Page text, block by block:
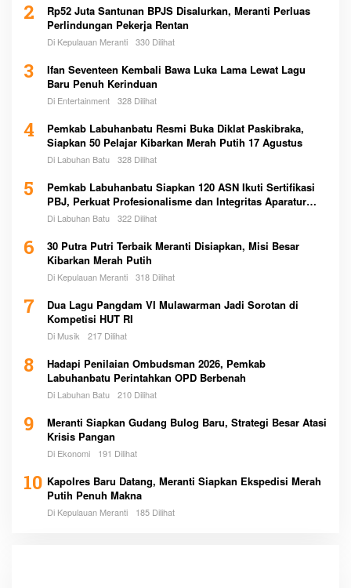
2
Rp52 Juta Santunan BPJS Disalurkan, Meranti Perluas
Perlindungan Pekerja Rentan
Di Kepulauan Meranti 330 Dilihat
3
Ifan Seventeen Kembali Bawa Luka Lama Lewat Lagu
Baru Penuh Kerinduan
Di Entertainment 328 Dilihat
4
Pemkab Labuhanbatu Resmi Buka Diklat Paskibraka,
Siapkan 50 Pelajar Kibarkan Merah Putih 17 Agustus
Di Labuhan Batu 328 Dilihat
5
Pemkab Labuhanbatu Siapkan 120 ASN Ikuti Sertifikasi
PBJ, Perkuat Profesionalisme dan Integritas Aparatur
Pemerintah
Di Labuhan Batu 322 Dilihat
6
30 Putra Putri Terbaik Meranti Disiapkan, Misi Besar
Kibarkan Merah Putih
Di Kepulauan Meranti 318 Dilihat
7
Dua Lagu Pangdam VI Mulawarman Jadi Sorotan di
Kompetisi HUT RI
Di Musik 217 Dilihat
8
Hadapi Penilaian Ombudsman 2026, Pemkab
Labuhanbatu Perintahkan OPD Berbenah
Di Labuhan Batu 210 Dilihat
9
Meranti Siapkan Gudang Bulog Baru, Strategi Besar Atasi
Krisis Pangan
Di Ekonomi 191 Dilihat
10 Kapolres Baru Datang, Meranti Siapkan Ekspedisi Merah
Putih Penuh Makna
Di Kepulauan Meranti 185 Dilihat